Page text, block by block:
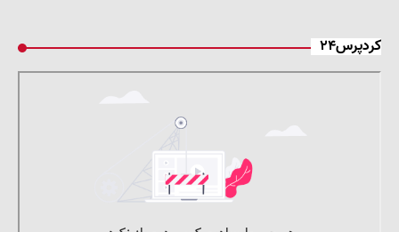
کردپرس۲۴